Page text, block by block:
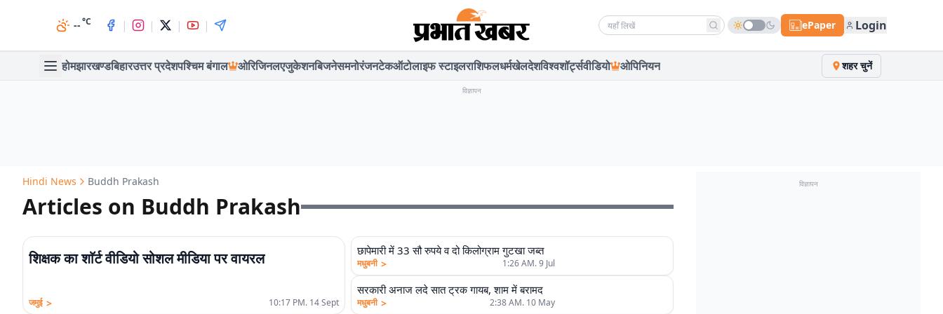
--°C | | | | Search news ePaper Login
होमझारखण्डबिहारउत्तर प्रदेशपश्चिम बंगाल ओरिजिनलएजुकेशनबिजनेसमनोरंजनटेकऑटोलाइफ स्टाइलराशिफलधर्मखेलदेशविश्वशॉर्ट्सवीडियो ओपिनियन शहर चुनें
विज्ञापन
Hindi News Buddh Prakash
Articles on Buddh Prakash
शिक्षक का शाॅर्ट वीडियो सोशल मीडिया पर वायरल
जमुई > 10:17 PM. 14 Sept
छापेमारी में 33 सौ रुपये व दो किलोग्राम गुटखा जब्त
मधुबनी > 1:26 AM. 9 Jul
सरकारी अनाज लदे सात ट्रक गायब, शाम में बरामद
मधुबनी > 2:38 AM. 10 May
विज्ञापन